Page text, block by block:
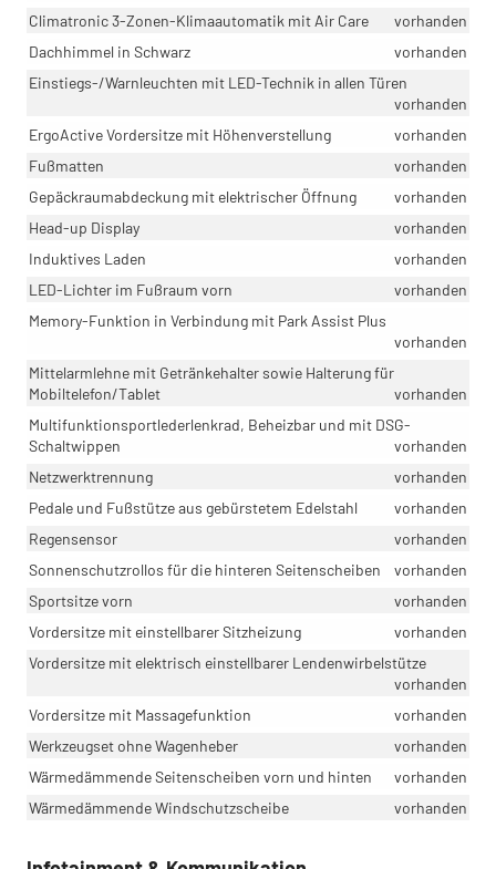
Climatronic 3-Zonen-Klimaautomatik mit Air Care
vorhanden
Dachhimmel in Schwarz
vorhanden
Einstiegs-/Warnleuchten mit LED-Technik in allen Türen
vorhanden
ErgoActive Vordersitze mit Höhenverstellung
vorhanden
Fußmatten
vorhanden
Gepäckraumabdeckung mit elektrischer Öffnung
vorhanden
Head-up Display
vorhanden
Induktives Laden
vorhanden
LED-Lichter im Fußraum vorn
vorhanden
Memory-Funktion in Verbindung mit Park Assist Plus
vorhanden
Mittelarmlehne mit Getränkehalter sowie Halterung für
Mobiltelefon/Tablet
vorhanden
Multifunktionsportlederlenkrad, Beheizbar und mit DSG-
Schaltwippen
vorhanden
Netzwerktrennung
vorhanden
Pedale und Fußstütze aus gebürstetem Edelstahl
vorhanden
Regensensor
vorhanden
Sonnenschutzrollos für die hinteren Seitenscheiben
vorhanden
Sportsitze vorn
vorhanden
Vordersitze mit einstellbarer Sitzheizung
vorhanden
Vordersitze mit elektrisch einstellbarer Lendenwirbelstütze
vorhanden
Vordersitze mit Massagefunktion
vorhanden
Werkzeugset ohne Wagenheber
vorhanden
Wärmedämmende Seitenscheiben vorn und hinten
vorhanden
Wärmedämmende Windschutzscheibe
vorhanden